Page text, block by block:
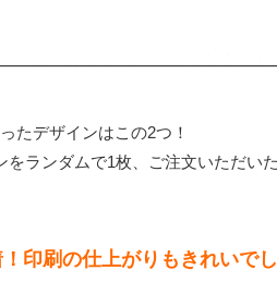
たデザインはこの2つ！
をランダムで1枚、ご注文いただい
印刷の仕上がりもきれいで